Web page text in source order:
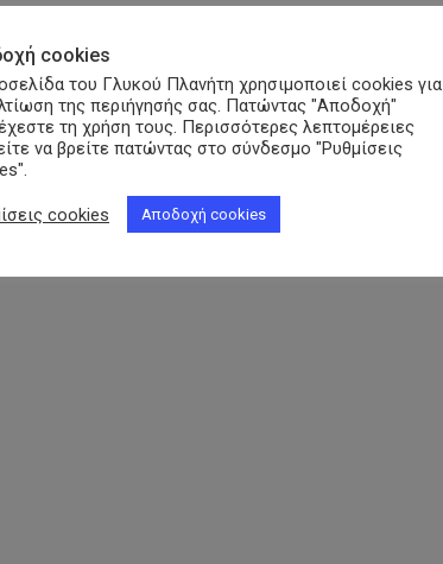
cookies
του Γλυκού Πλανήτη χρησιμοποιεί cookies για
της περιήγησής σας. Πατώντας "Αποδοχή"
τη χρήση τους. Περισσότερες λεπτομέρειες
να βρείτε πατώντας στο σύνδεσμο "Ρυθμίσεις
cookies Αποδοχή cookies